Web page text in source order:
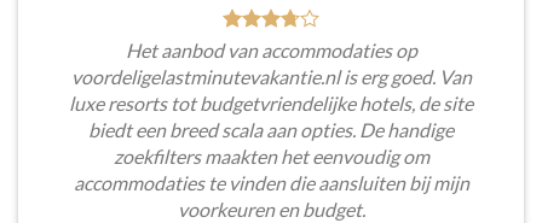
Het aanbod van accommodaties op
voordeligelastminutevakantie.nl is erg goed. Van
luxe resorts tot budgetvriendelijke hotels, de site
biedt een breed scala aan opties. De handige
zoekfilters maakten het eenvoudig om
accommodaties te vinden die aansluiten bij mijn
voorkeuren en budget.